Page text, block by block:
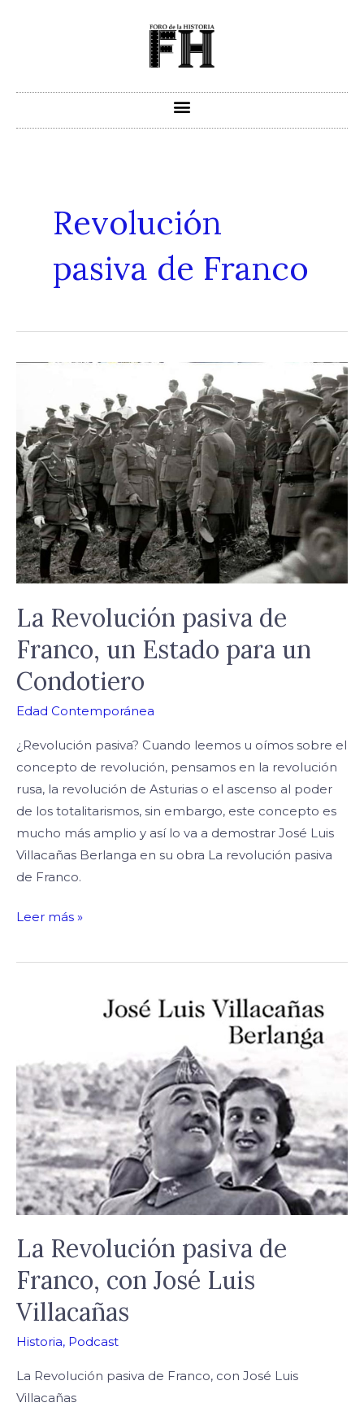
Revolución
pasiva de Franco
La Revolución pasiva de
Franco, un Estado para un
Condotiero
Edad Contemporánea
¿Revolución pasiva? Cuando leemos u oímos sobre el
concepto de revolución, pensamos en la revolución
rusa, la revolución de Asturias o el ascenso al poder
de los totalitarismos, sin embargo, este concepto es
mucho más amplio y así lo va a demostrar José Luis
Villacañas Berlanga en su obra La revolución pasiva
de Franco.
pasiva
de
Franco,
un
Estado
para
un
Condotiero
Leer más »
La Revolución pasiva de
Franco, con José Luis
Villacañas
Historia, Podcast
La Revolución pasiva de Franco, con José Luis
Villacañas
de
Franco,
con
José
Luis
Villacañas